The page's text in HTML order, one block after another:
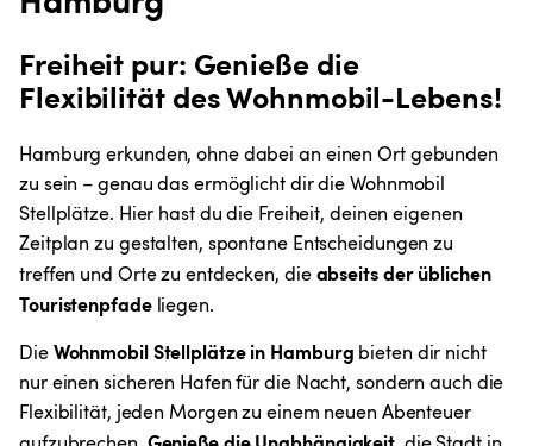
Freiheit pur: Genieße die
Flexibilität des Wohnmobil-Lebens!
Hamburg erkunden, ohne dabei an einen Ort gebunden
zu sein – genau das ermöglicht dir die Wohnmobil
Stellplätze. Hier hast du die Freiheit, deinen eigenen
Zeitplan zu gestalten, spontane Entscheidungen zu
treffen und Orte zu entdecken, die abseits der üblichen
Touristenpfade liegen.
Die Wohnmobil Stellplätze in Hamburg bieten dir nicht
nur einen sicheren Hafen für die Nacht, sondern auch die
Flexibilität, jeden Morgen zu einem neuen Abenteuer